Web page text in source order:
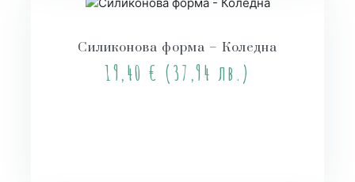
Силиконова форма – Коледна
19,40 € (37,94 лв.)